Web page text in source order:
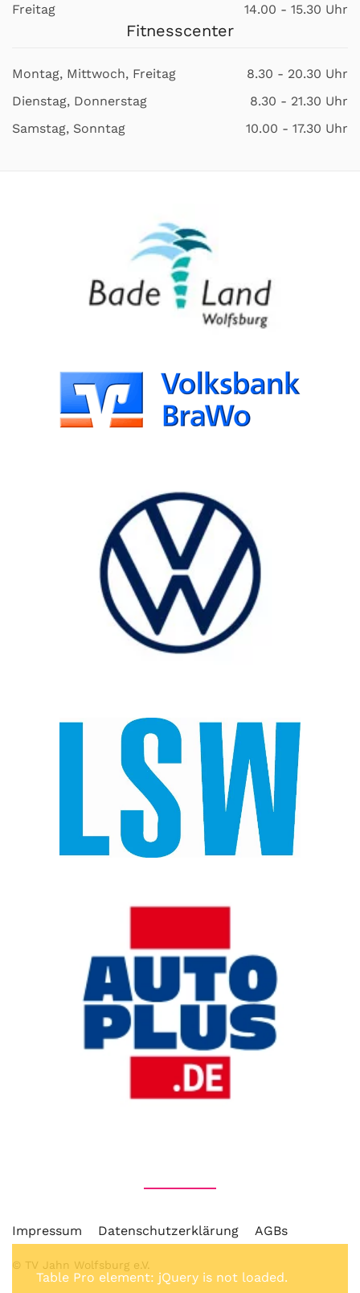
Freitag
14.00 - 15.30 Uhr
Fitnesscenter
Montag, Mittwoch, Freitag
8.30 - 20.30 Uhr
Dienstag, Donnerstag
8.30 - 21.30 Uhr
Samstag, Sonntag
10.00 - 17.30 Uhr
Impressum Datenschutzerklärung AGBs
© TV Jahn Wolfsburg e.V.